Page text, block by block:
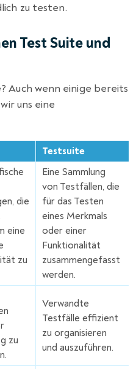
zu testen.
Test Suite und
Auch wenn einige bereits
uns eine
Testsuite
die
eine
zu
Eine Sammlung
von Testfällen, die
für das Testen
eines Merkmals
oder einer
Funktionalität
zusammengefasst
werden.
zu
Verwandte
Testfälle effizient
zu organisieren
und auszuführen.